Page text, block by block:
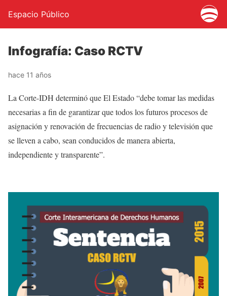
Espacio Público
Infografía: Caso RCTV
hace 11 años
La Corte-IDH determinó que El Estado “debe tomar las medidas
necesarias a fin de garantizar que todos los futuros procesos de
asignación y renovación de frecuencias de radio y televisión que
se lleven a cabo, sean conducidos de manera abierta,
independiente y transparente”.